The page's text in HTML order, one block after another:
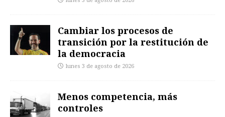
Cambiar los procesos de
transición por la restitución de
la democracia
lunes 3 de agosto de 2026
Menos competencia, más
controles